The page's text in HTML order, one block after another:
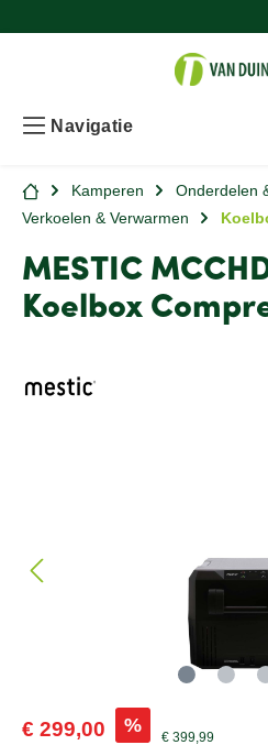
Navigatie
Kamperen
Onderdelen
Verkoelen & Verwarmen
MESTIC
Koelbox
€ 299,00 %
€ 399,99